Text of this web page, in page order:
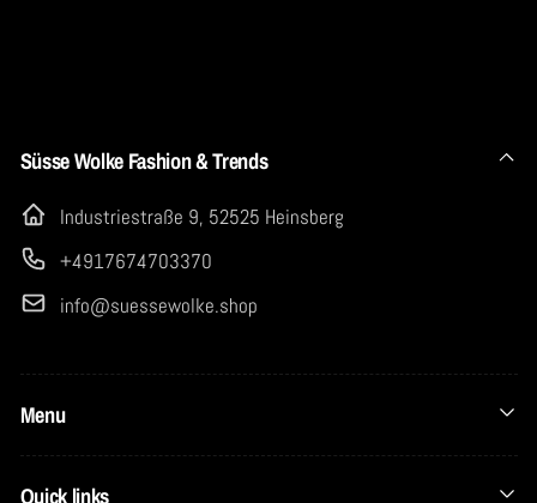
Süsse Wolke Fashion & Trends
Industriestraße 9, 52525 Heinsberg
+4917674703370
info@suessewolke.shop
Menu
Quick links